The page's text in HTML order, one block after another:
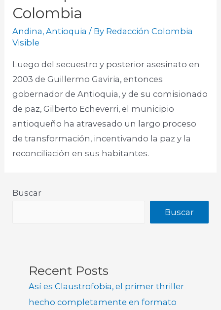
Colombia
Andina,Antioquia / By Redacción Colombia
Visible
Luego del secuestro y posterior asesinato en
2003 de Guillermo Gaviria, entonces
gobernador de Antioquia, y de su comisionado
de paz, Gilberto Echeverri, el municipio
antioqueño ha atravesado un largo proceso
de transformación, incentivando la paz y la
reconciliación en sus habitantes. ​
Buscar
Buscar
Recent Posts
Así es Claustrofobia, el primer thriller
hecho completamente en formato